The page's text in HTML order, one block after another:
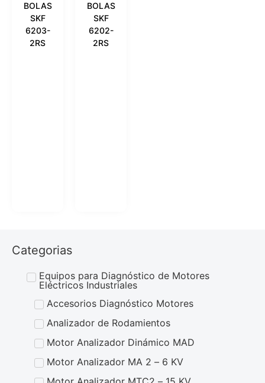
Categorias
Equipos para Diagnóstico de Motores
Eléctricos Industriales
Accesorios Diagnóstico Motores
Analizador de Rodamientos
Motor Analizador Dinámico MAD
Motor Analizador MA 2 – 6 KV
BOLAS
SKF
6203-
2RS
BOLAS
SKF
6202-
2RS